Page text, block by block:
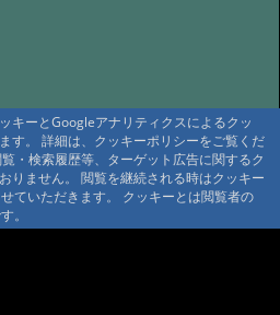
神様に歓迎されています
@ '10 10/19 08:20
り最終日 @ '10 10/18 11:51
ゃん！ @ '10 10/18 11:32
マセンター終了
キーとGoogleアナリティクスによるクッ
す。 詳細は、クッキーポリシーをご覧くだ
・検索履歴等、ターゲット広告に関するク
りません。 閲覧を継続される時はクッキー
ていただきます。 クッキーとは閲覧者の
。